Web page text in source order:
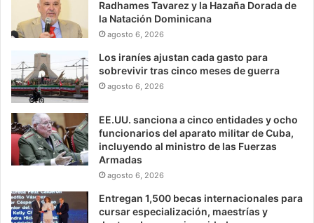
Radhames Tavarez y la Hazaña Dorada de
la Natación Dominicana
agosto 6, 2026
Los iraníes ajustan cada gasto para
sobrevivir tras cinco meses de guerra
agosto 6, 2026
EE.UU. sanciona a cinco entidades y ocho
funcionarios del aparato militar de Cuba,
incluyendo al ministro de las Fuerzas
Armadas
agosto 6, 2026
Entregan 1,500 becas internacionales para
cursar especialización, maestrías y